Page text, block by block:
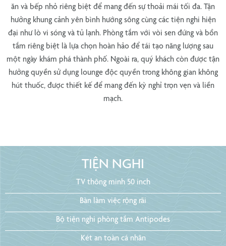
ăn và bếp nhỏ riêng biệt để mang đến sự thoải mái tối đa. Tận
hưởng khung cảnh yên bìnhhướng sông cùng các tiện nghi hiện
đại như lò vi sóng và tủ lạnh. Phòng tắm với vòi sen đứng và bồn
tắm riêng biệt là lựa chọn hoàn hảo để tái tạo năng lượng sau
một ngày khám phá thành phố. Ngoài ra, quý khách còn được tận
hưởng quyền sử dụng lounge độc quyềntrong không gian không
hút thuốc, được thiết kế để mang đến kỳ nghỉ trọn vẹn và liền
mạch.
TIỆN NGHI
TV thông minh 50 inch
Bàn làm việc rộng rãi
Bộ tiện nghi phòng tắm Antipodes
Két an toàn cá nhân